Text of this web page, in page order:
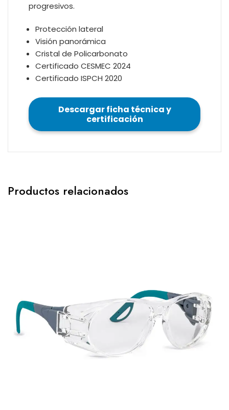
progresivos.
Protección lateral
Visión panorámica
Cristal de Policarbonato
Certificado CESMEC 2024
Certificado ISPCH 2020
Descargar ficha técnica y
certificación
Productos relacionados